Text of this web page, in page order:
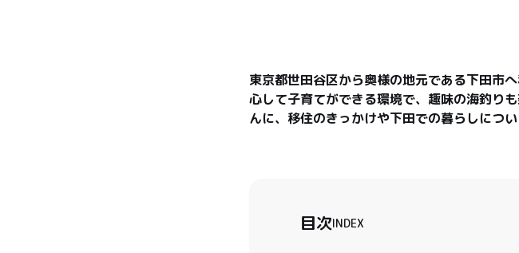
東京都世田谷区から奥様の地元である下田市
心して子育てができる環境で、趣味の海釣り
んに、移住のきっかけや下田での暮らしについ
目次INDEX